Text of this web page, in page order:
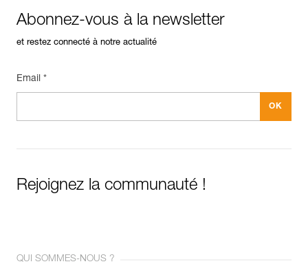
Abonnez-vous à la newsletter
et restez connecté à notre actualité
Email *
Rejoignez la communauté !
QUI SOMMES-NOUS ?